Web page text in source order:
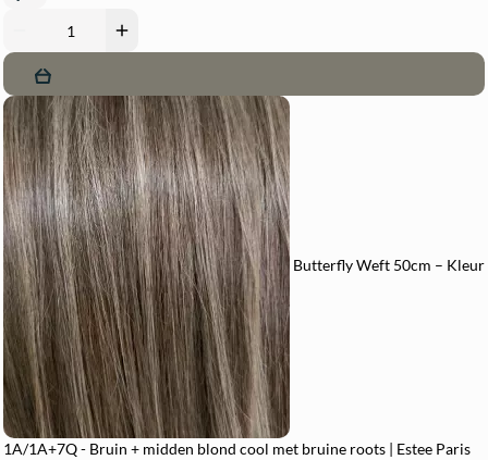
add
Butterfly Weft 50cm – Kleur
1A/1A+7Q - Bruin + midden blond cool met bruine roots | Estee Paris